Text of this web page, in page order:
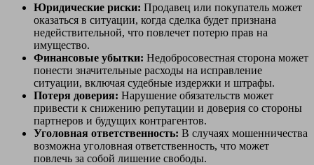
Юридические риски: Продавец или покупатель может
оказаться в ситуации, когда сделка будет признана
недействительной, что повлечет потерю прав на
имущество.
Финансовые убытки: Недобросовестная сторона может
понести значительные расходы на исправление
ситуации, включая судебные издержки и штрафы.
Потеря доверия: Нарушение обязательств может
привести к снижению репутации и доверия со стороны
партнеров и будущих контрагентов.
Уголовная ответственность: В случаях мошенничества
возможна уголовная ответственность, что может
повлечь за собой лишение свободы.